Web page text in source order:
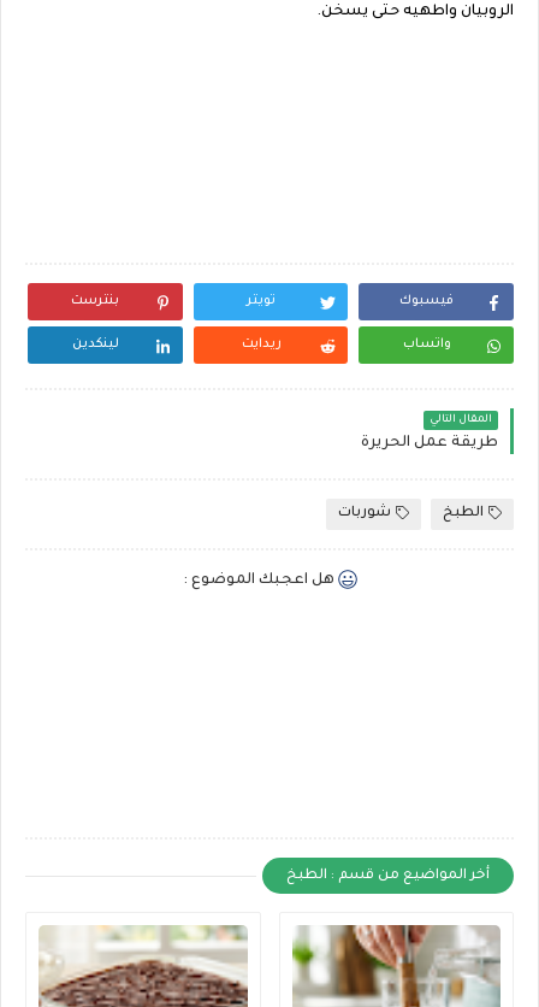
الروبيان واطهيه حتى يسخن.
فيسبوك تويتر بنترست
واتساب ريدايت لينكدين
المقال التالي
طريقة عمل الحريرة
الطبخ شوربات
هل اعجبك الموضوع :
أخر المواضيع من قسم : الطبخ